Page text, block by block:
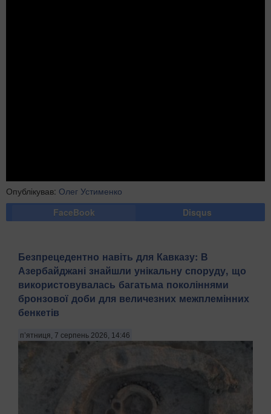
Опублікував: Олег Устименко
FaceBook
Disqus
Безпрецедентно навіть для Кавказу: В
Азербайджані знайшли унікальну споруду, що
використовувалась багатьма поколіннями
бронзової доби для величезних межплемінних
бенкетів
п’ятниця, 7 серпень 2026, 14:46